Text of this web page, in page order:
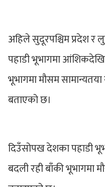
अहिले सुदूरपश्चिम प्रदेश र
पहाडी भूभागमा आंशिकदेखि
भूभागमा मौसम
बताएको छ।
दिउँसोपख देशका पहाडी
बदली रही बाँकी भूभागमा